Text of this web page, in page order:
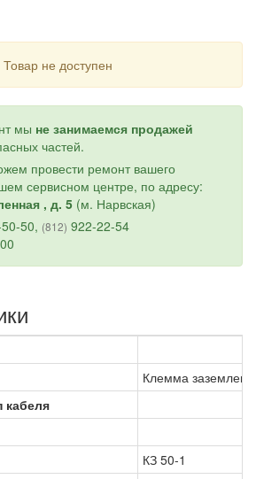
Товар не доступен
мы не занимаемся продажей
частей.
провести ремонт вашего
сервисном центре, по адресу:
, д. 5 (м. Нарвская)
50, (812) 922-22-54
Клемма
кабеля
КЗ 50-1